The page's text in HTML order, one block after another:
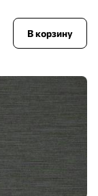
В корзину